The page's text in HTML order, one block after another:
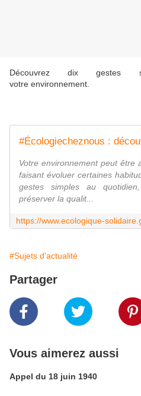
Découvrez dix gestes
votre environnement.
Votre environnement peut être
faisant évoluer certaines
gestes simples au
préserver la qualit...
#Sujets d'actualité
Partager
Vous aimerez aussi
Appel du 18 juin 1940